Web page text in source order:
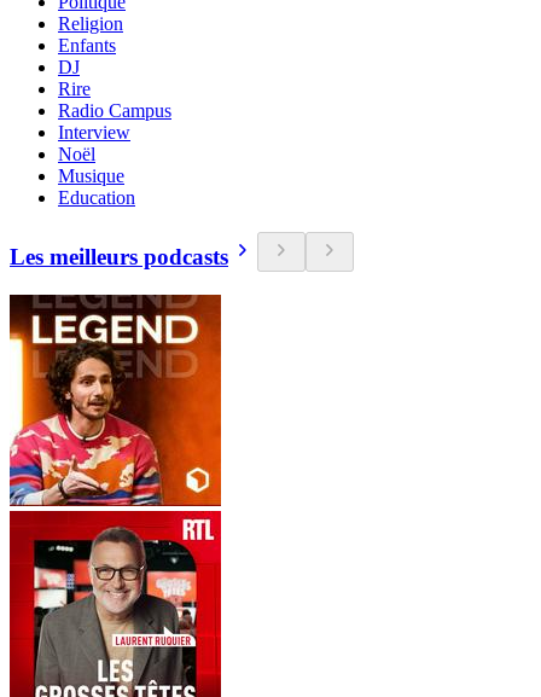
Religion
Enfants
DJ
Rire
Radio Campus
Interview
Noël
Musique
Education
Les meilleurs podcasts